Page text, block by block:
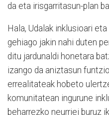
da eta irisgarritasun-plan
Hala, Udalak inklusioari
gehiago jakin nahi duten
ditu jardunaldi honetara
izango da aniztasun
errealitateak hobeto
komunitatean ingurune
beharrezko neurriei buruz